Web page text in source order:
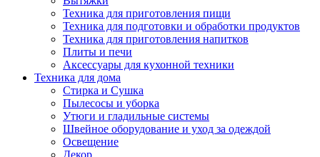
Техника для приготовления пищи
Техника для подготовки и обработки продуктов
Техника для приготовления напитков
Плиты и печи
Аксессуары для кухонной техники
Техника для дома
Стирка и Сушка
Пылесосы и уборка
Утюги и гладильные системы
Швейное оборудование и уход за одеждой
Освещение
Декор